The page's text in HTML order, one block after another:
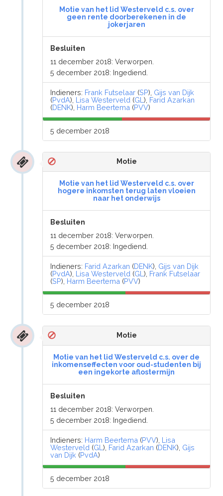
Motie van het lid Westerveld c.s. over
geen rente doorberekenen in de
jokerjaren
Besluiten
11 december 2018: Verworpen.
5 december 2018: Ingediend.
Indieners: Frank Futselaar (SP), Gijs van Dijk
(PvdA), Lisa Westerveld (GL), Farid Azarkan
(DENK), Harm Beertema (PVV)
5 december 2018
Motie
Motie van het lid Westerveld c.s. over
hogere inkomsten terug laten vloeien
naar het onderwijs
Besluiten
11 december 2018: Verworpen.
5 december 2018: Ingediend.
Indieners: Farid Azarkan (DENK), Gijs van Dijk
(PvdA), Lisa Westerveld (GL), Frank Futselaar
(SP), Harm Beertema (PVV)
5 december 2018
Motie
Motie van het lid Westerveld c.s. over de
inkomenseffecten voor oud-studenten bij
een ingekorte aflostermijn
Besluiten
11 december 2018: Verworpen.
5 december 2018: Ingediend.
Indieners: Harm Beertema (PVV), Lisa
Westerveld (GL), Farid Azarkan (DENK), Gijs
van Dijk (PvdA)
5 december 2018